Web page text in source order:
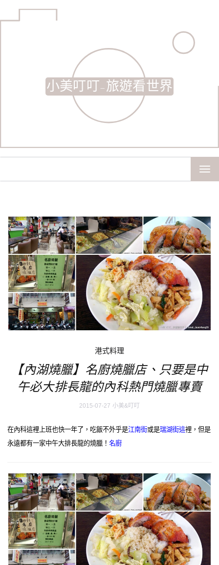
小美叮叮-旅遊看世界
港式料理
【內湖燒臘】名廚燒臘店、只要是中
午必大排長龍的內科熱門燒臘專賣
2015-07-27 小美&叮叮
在內科這裡上班也快一年了，吃飯不外乎是江南街或是瑞湖街這裡，但是
永遠都有一家中午大排長龍的燒臘！ 名廚